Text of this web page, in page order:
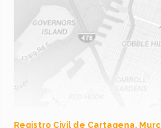
Registro Civil de Cartagena,